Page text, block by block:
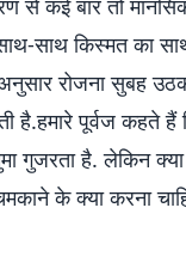
से कई बार तो
साथ किस्मत का साथ
रोजना सुबह
है.हमारे पूर्वज
गुजरता है. लेकिन
के क्या करना